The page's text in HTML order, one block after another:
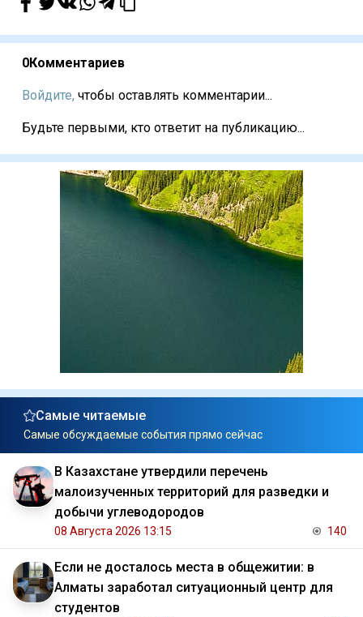
0Комментариев
Войдите, чтобы оставлять комментарии...
Будьте первыми, кто ответит на публикацию...
Самые читаемые
Самые обсуждаемые события прямо сейчас
В Казахстане утвердили перечень
малоизученных территорий для разведки и
добычи углеводородов
08 Августа 2026 13:15 140
Если не досталось места в общежитии: в
Алматы заработал ситуационный центр для
студентов